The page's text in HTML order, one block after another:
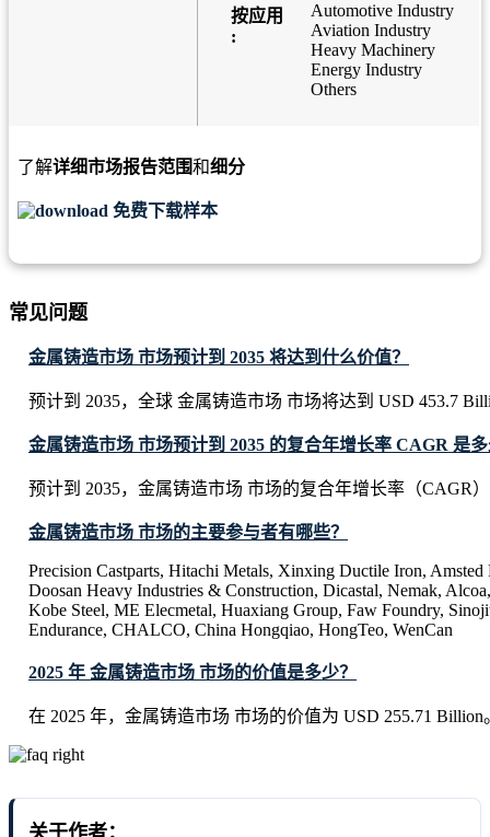
按应用
:
Automotive Industry
Aviation Industry
Heavy Machinery
Energy Industry
Others
了解详细市场报告范围和细分
免费下载样本
常见问题
金属铸造市场 市场预计到 2035 将达到什么价值？
预计到 2035，全球 金属铸造市场 市场将达到 USD 453.7
金属铸造市场 市场预计到 2035 的复合年增长率 CAGR 是
预计到 2035，金属铸造市场 市场的复合年增长率（CAGR
金属铸造市场 市场的主要参与者有哪些？
Precision Castparts, Hitachi Metals, Xinxing Ductile Iron,
Doosan Heavy Industries & Construction, Dicastal, Nemak,
Kobe Steel, ME Elecmetal, Huaxiang Group, Faw Foundry,
Endurance, CHALCO, China Hongqiao, HongTeo, WenCan
2025 年 金属铸造市场 市场的价值是多少？
在 2025 年，金属铸造市场 市场的价值为 USD 255.71 Billion